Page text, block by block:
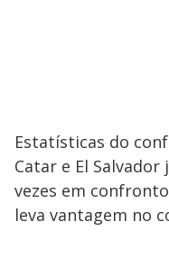
Estatísticas do
Catar e El
vezes em
leva vantagem no